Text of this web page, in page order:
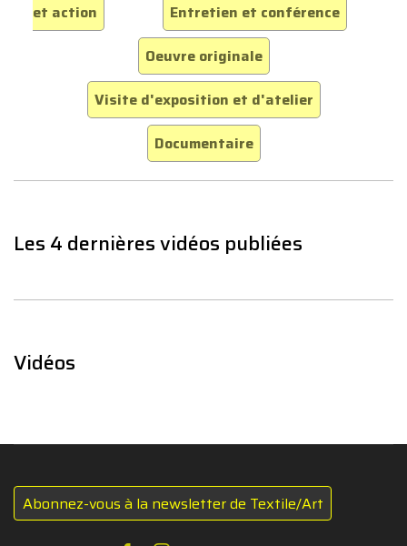
et action
Entretien et conférence
Oeuvre originale
Visite d'exposition et d'atelier
Documentaire
Les 4 dernières vidéos publiées
Vidéos
Abonnez-vous à la newsletter de Textile/Art